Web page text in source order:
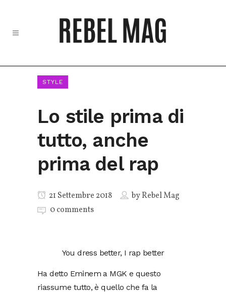
STYLE
Lo stile prima di
tutto, anche
prima del rap
21 Settembre 2018 byRebel Mag
0 comments
You dress better, I rap better
Ha detto Eminem a MGK e questo
riassume tutto, è quello che fa la